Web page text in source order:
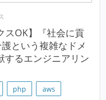
スOK】『社会に貢
という複雑なドメ
するエンジニアリン
php
aws